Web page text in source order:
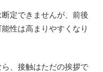
定できませんが、前後
性は高まりやすくなり
、接触はただの挨拶で